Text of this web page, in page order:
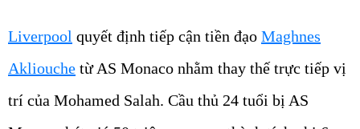
Liverpool quyết định tiếp cận tiền đạo Maghnes
Akliouche từ AS Monaco nhằm thay thế trực tiếp vị
trí của Mohamed Salah. Cầu thủ 24 tuổi bị AS